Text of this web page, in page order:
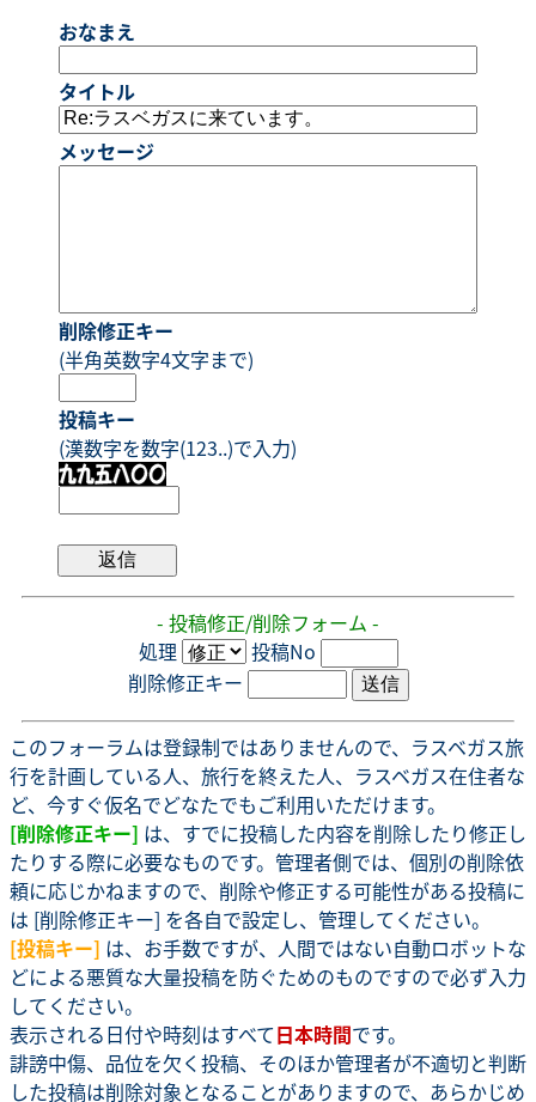
おなまえ
タイトル
メッセージ
削除修正キー
(半角英数字4文字まで)
投稿キー
(漢数字を数字(123..)で入力)
- 投稿修正/削除フォーム -
処理
投稿No
削除修正キー
このフォーラムは登録制ではありませんので、ラスベガス旅
行を計画している人、旅行を終えた人、ラスベガス在住者な
ど、今すぐ仮名でどなたでもご利用いただけます。
[削除修正キー] は、すでに投稿した内容を削除したり修正し
たりする際に必要なものです。管理者側では、個別の削除依
頼に応じかねますので、削除や修正する可能性がある投稿に
は [削除修正キー] を各自で設定し、管理してください。
[投稿キー] は、お手数ですが、人間ではない自動ロボットな
どによる悪質な大量投稿を防ぐためのものですので必ず入力
してください。
表示される日付や時刻はすべて日本時間です。
誹謗中傷、品位を欠く投稿、そのほか管理者が不適切と判断
した投稿は削除対象となることがありますので、あらかじめ